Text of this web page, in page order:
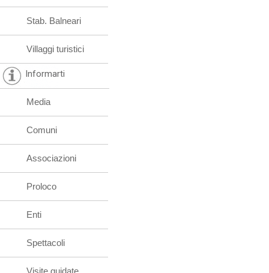
Stab. Balneari
Villaggi turistici
Informarti
Media
Comuni
Associazioni
Proloco
Enti
Spettacoli
Visite guidate